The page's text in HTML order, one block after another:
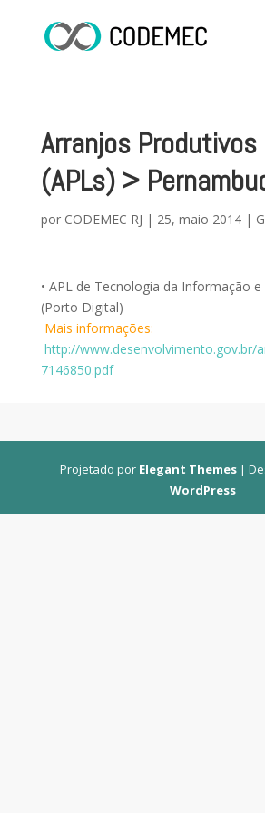
Arranjos Produtivos
(APLs) >
por CODEMEC RJ | 25, maio 2014|
• APL de Tecnologia da Informação
(Porto Digital)
Mais informações:
http://www.desenvolvimento.gov.br/
7146850.pdf
Projetado por Elegant Themes|
WordPress